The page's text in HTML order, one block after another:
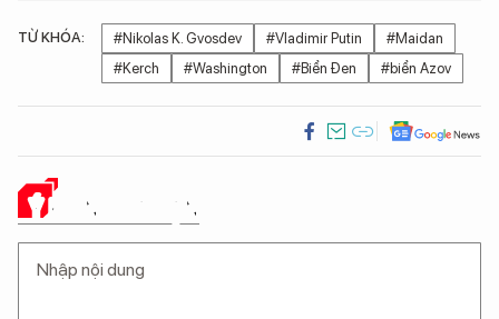
TỪ KHÓA: #Nikolas K. Gvosdev #Vladimir Putin
#Maidan
#Kerch
#Washington #Biển Đen #biển Azov
Ý KIẾN CỦA BẠN